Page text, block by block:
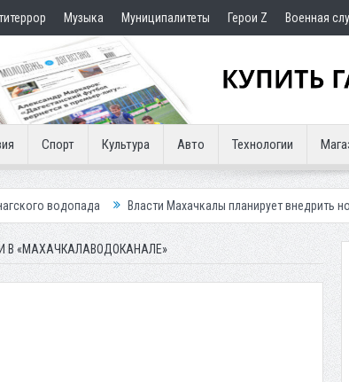
Музыка Муниципалитеты Герои Z Военная
Спорт Культура Авто Технологии
Власти Махачкалы планирует внедрить новую систему
В «МАХАЧКАЛАВОДОКАНАЛЕ»